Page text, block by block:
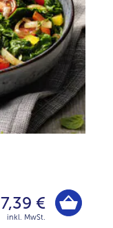
7,39 €
inkl. MwSt.